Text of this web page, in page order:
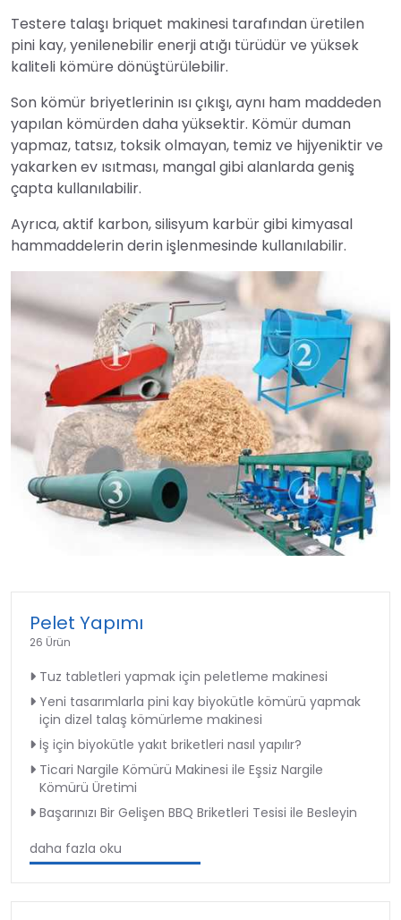
Testere talaşı briquet makinesi tarafından üretilen
pini kay, yenilenebilir enerji atığı türüdür ve yüksek
kaliteli kömüre dönüştürülebilir.
Son kömür briyetlerinin ısı çıkışı, aynı ham maddeden
yapılan kömürden daha yüksektir. Kömür duman
yapmaz, tatsız, toksik olmayan, temiz ve hijyeniktir ve
yakarken ev ısıtması, mangal gibi alanlarda geniş
çapta kullanılabilir.
Ayrıca, aktif karbon, silisyum karbür gibi kimyasal
hammaddelerin derin işlenmesinde kullanılabilir.
Pelet Yapımı
26 Ürün
Tuz tabletleri yapmak için peletleme makinesi
Yeni tasarımlarla pini kay biyokütle kömürü yapmak
için dizel talaş kömürleme makinesi
İş için biyokütle yakıt briketleri nasıl yapılır?
Ticari Nargile Kömürü Makinesi ile Eşsiz Nargile
Kömürü Üretimi
Başarınızı Bir Gelişen BBQ Briketleri Tesisi ile Besleyin
daha fazla oku